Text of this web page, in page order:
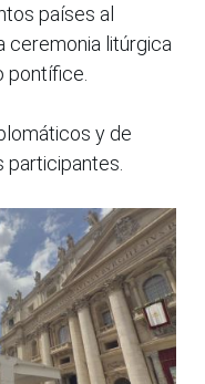
países al
ceremonia litúrgica
pontífice.
y de